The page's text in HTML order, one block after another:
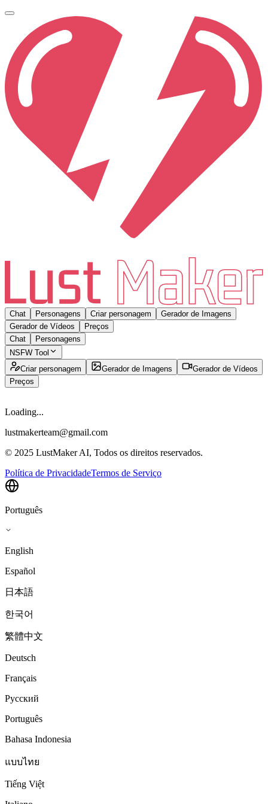
Chat Personagens Criar personagem
Gerador de Imagens
Gerador de Vídeos
Preços
Chat
Personagens
NSFW Tool
Criar personagem
Gerador de Imagens
Gerador de Vídeos
Preços
Loading...
lustmakerteam@gmail.com
© 2025 LustMaker AI, Todos os direitos reservados.
Política de PrivacidadeTermos de Serviço
Português
English
Español
日本語
한국어
繁體中文
Deutsch
Français
Русский
Português
Bahasa Indonesia
แบบไทย
Tiếng Việt